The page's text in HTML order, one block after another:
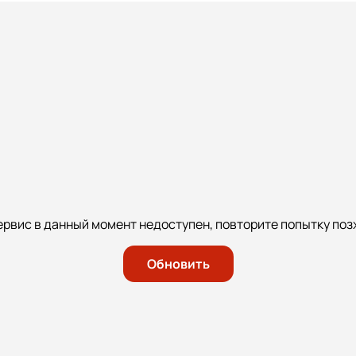
в данный момент недоступен, повторите попытку
Обновить